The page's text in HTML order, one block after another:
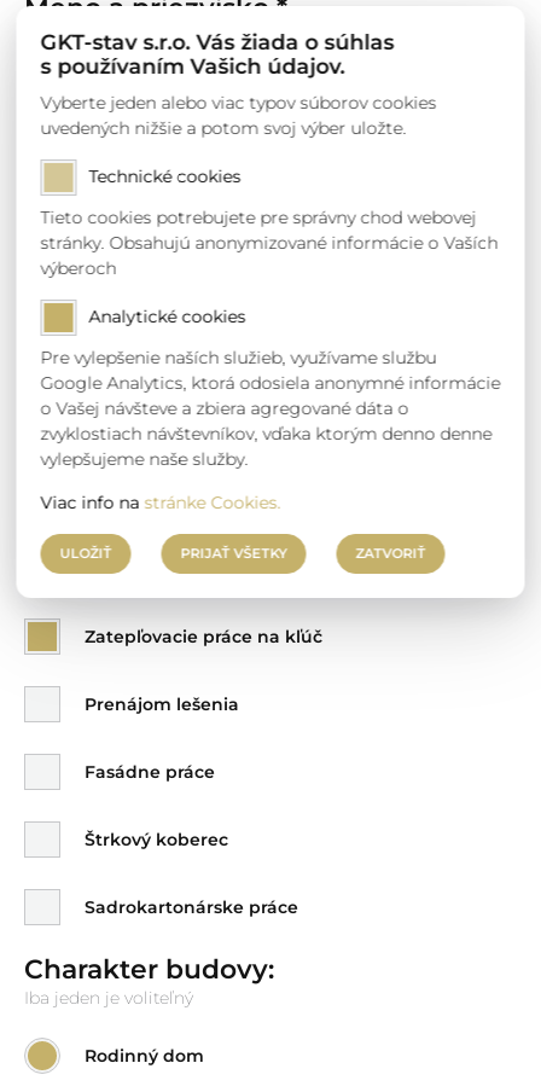
Meno a priezvisko *
Email *
Telefónne číslo *
Miesto stavby *
Vyberte službu:
Môžete si vybrať viac
Zatepľovacie práce na kľúč
Prenájom lešenia
Fasádne práce
Štrkový koberec
Sadrokartonárske práce
Charakter budovy:
Iba jeden je voliteľný
Rodinný dom
GKT-stav s.r.o. Vás žiada o súhlas
s používaním Vašich údajov.
Vyberte jeden alebo viac typov súborov cookies
uvedených nižšie a potom svoj výber uložte.
Technické cookies
Tieto cookies potrebujete pre správny chod webovej
stránky. Obsahujú anonymizované informácie o Vaších
výberoch
Analytické cookies
Pre vylepšenie naších služieb, využívame službu
Google Analytics, ktorá odosiela anonymné informácie
o Vašej návšteve a zbiera agregované dáta o
zvyklostiach návštevníkov, vďaka ktorým denno denne
vylepšujeme naše služby.
Viac info nastránke Cookies.
ULOŽIŤ PRIJAŤ VŠETKY ZATVORIŤ